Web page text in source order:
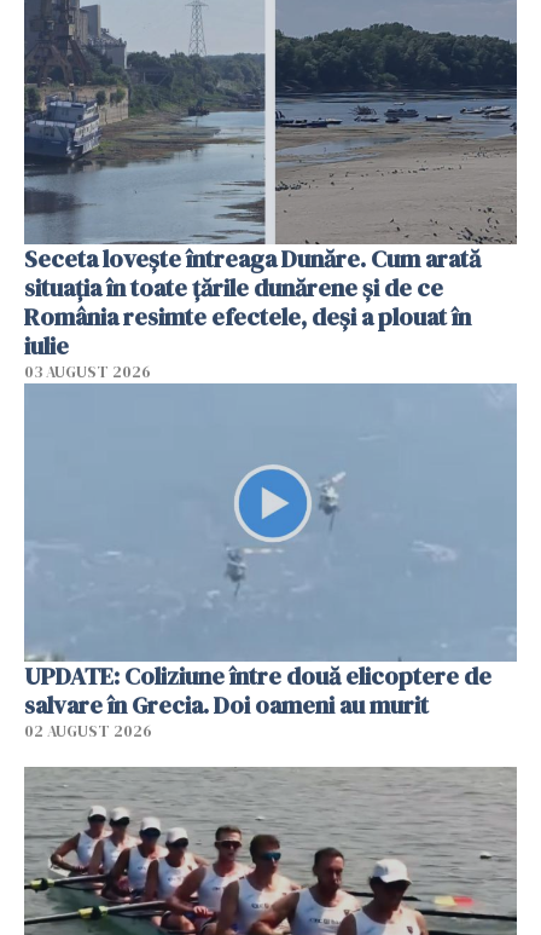
Seceta lovește întreaga Dunăre. Cum arată
situația în toate țările dunărene și de ce
România resimte efectele, deși a plouat în
iulie
03 AUGUST 2026
UPDATE: Coliziune între două elicoptere de
salvare în Grecia. Doi oameni au murit
02 AUGUST 2026